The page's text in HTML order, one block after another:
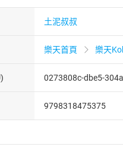
土泥叔叔
樂天首頁 樂天
0273808c-dbe5-
9798318475375